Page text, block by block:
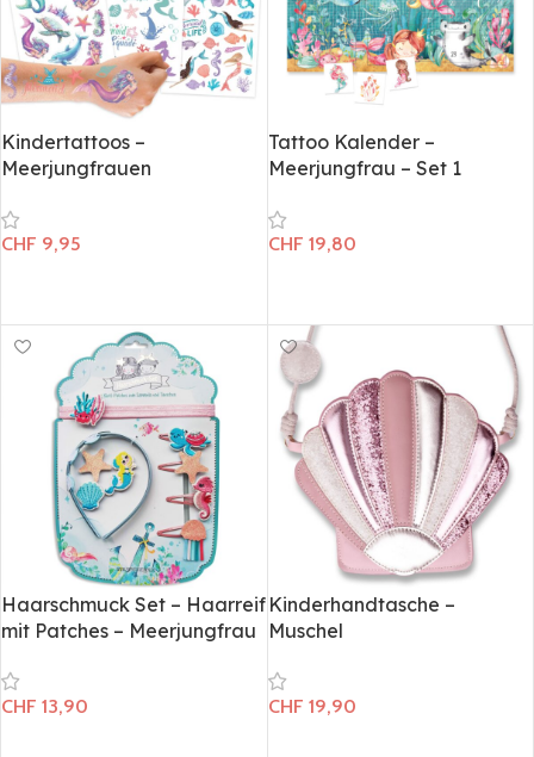
Kindertattoos –
Meerjungfrauen
CHF 9,95
Tattoo Kalender –
Meerjungfrau – Set 1
CHF 19,80
Haarschmuck Set – Haarreif
mit Patches – Meerjungfrau
CHF 13,90
Kinderhandtasche –
Muschel
CHF 19,90